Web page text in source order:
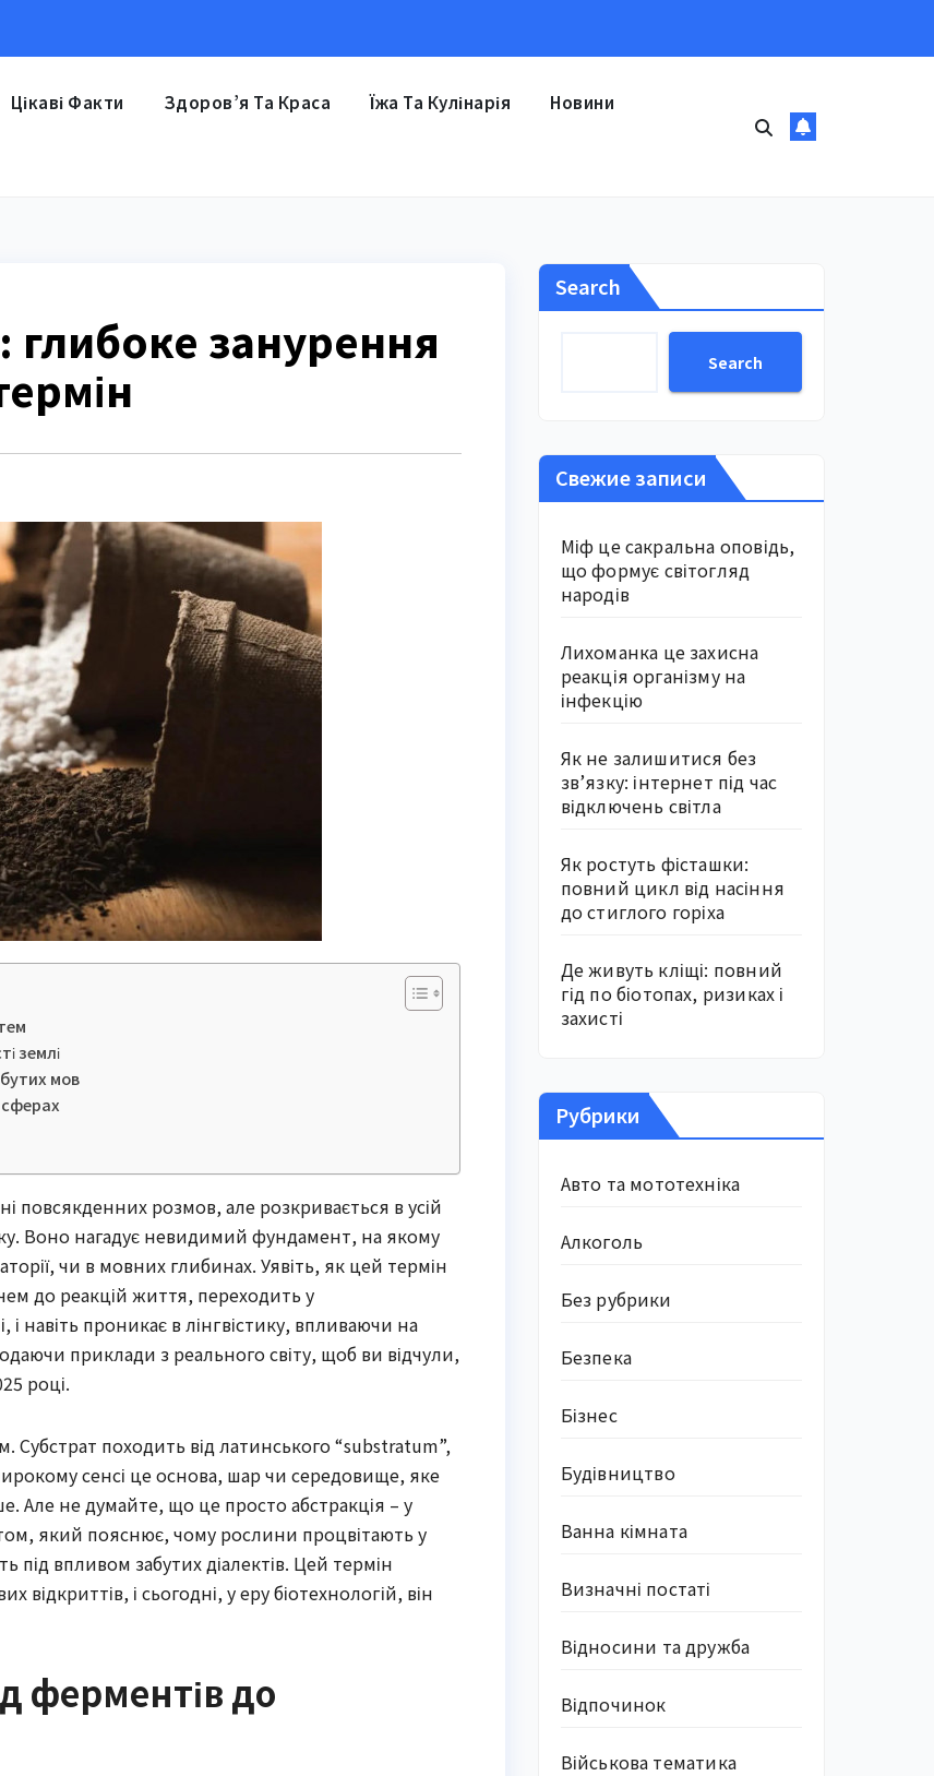
Цікаві Факти Здоров’я Та Краса Їжа Та Кулінарія Новини
глибоке занурення
землі
мов
повсякденних розмов, але розкривається в усій
Воно нагадує невидимий фундамент, на якому
чи в мовних глибинах. Уявіть, як цей термін
до реакцій життя, переходить у
навіть проникає в лінгвістику, впливаючи на
приклади з реального світу, щоб ви відчули,
році.
походить від латинського “substratum”,
сенсі це основа, шар чи середовище, яке
Але не думайте, що це просто абстракція – у
який пояснює, чому рослини процвітають у
впливом забутих діалектів. Цей термін
і сьогодні, у еру біотехнологій, він
ферментів до
Search
Search
Свежие записи
Міф це сакральна оповідь,
що формує світогляд
народів
Лихоманка це захисна
реакція організму на
інфекцію
Як не залишитися без
зв’язку: інтернет під час
відключень світла
Як ростуть фісташки:
повний цикл від насіння
до стиглого горіха
Де живуть кліщі: повний
гід по біотопах, ризиках і
захисті
Рубрики
Авто та мототехніка
Алкоголь
Без рубрики
Безпека
Бізнес
Будівництво
Ванна кімната
Визначні постаті
Відносини та дружба
Відпочинок
Військова тематика